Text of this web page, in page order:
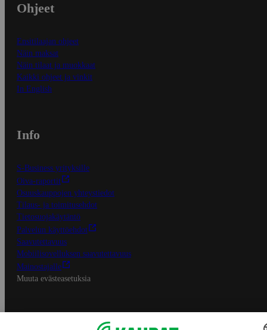
Ohjeet
Ensitilaajan ohjeet
Näin maksat
Näin tilaat ja muokkaat
Kaikki ohjeet ja vinkit
In English
Info
S-Business yrityksille
Oiva-raportit
Osuuskauppojen yhteystiedot
Tilaus- ja toimitusehdot
Tietosuojakäytäntö
Palvelun käyttöehdot
Saavutettavuus
Mobiilisovelluksen saavutettavuus
Mainostajalle
Muuta evästeasetuksia
S-ryhmän palvelut